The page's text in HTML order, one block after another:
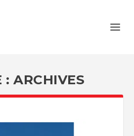
:ARCHIVES